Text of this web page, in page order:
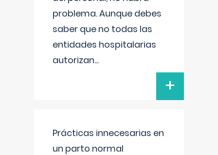
problema. Aunque debes
saber que no todas las
entidades hospitalarias
autorizan...
+
Prácticas innecesarias en
un parto normal